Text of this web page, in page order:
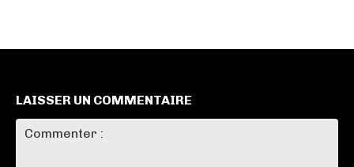
LAISSER UN COMMENTAIRE